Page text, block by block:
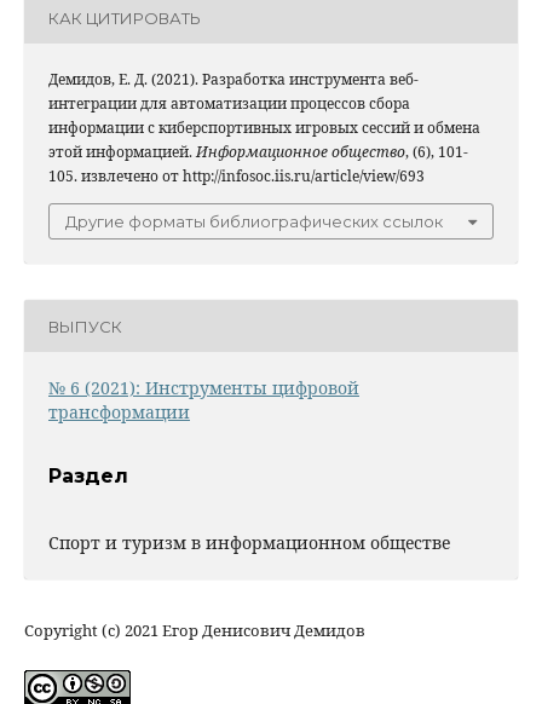
КАК ЦИТИРОВАТЬ
Демидов, Е. Д. (2021). Разработка инструмента веб-
интеграции для автоматизации процессов сбора
информации с киберспортивных игровых сессий и обмена
этой информацией.Информационное общество, (6), 101-
105. извлечено от http://infosoc.iis.ru/article/view/693
Другие форматы библиографических ссылок
ВЫПУСК
№ 6 (2021): Инструменты цифровой
трансформации
Раздел
Спорт и туризм в информационном обществе
Copyright (c) 2021 Егор Денисович Демидов